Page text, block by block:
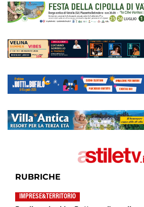
RUBRICHE
IMPRESE&TERRITORIO